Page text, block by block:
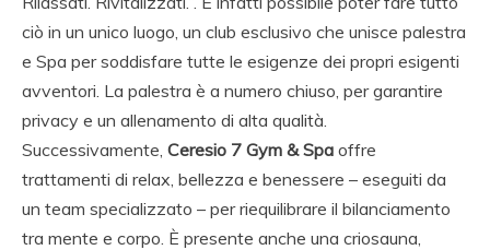
ciò in un unico luogo, un club esclusivo che unisce palestra
e Spa per soddisfare tutte le esigenze dei propri esigenti
avventori. La palestra è a numero chiuso, per garantire
privacy e un allenamento di alta qualità.
Successivamente, Ceresio 7 Gym & Spa offre
trattamenti di relax, bellezza e benessere – eseguiti da
un team specializzato – per riequilibrare il bilanciamento
tra mente e corpo. È presente anche una criosauna,